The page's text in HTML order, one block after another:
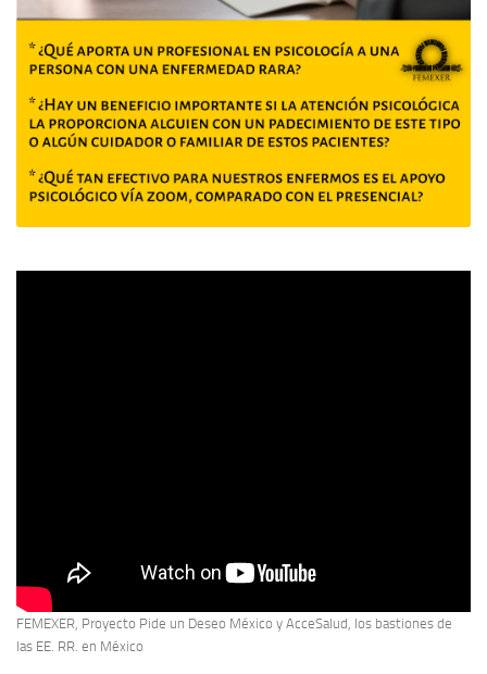
FEMEXER, Proyecto Pide un Deseo México y AcceSalud, los bastiones de
las EE. RR. en México